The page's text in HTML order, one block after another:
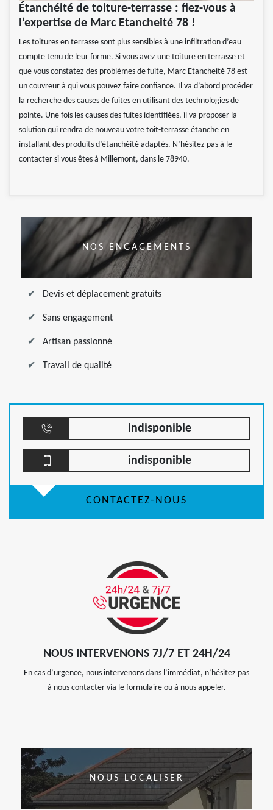
Étanchéité de toiture-terrasse : fiez-vous à
l’expertise de Marc Etancheité 78 !
Les toitures en terrasse sont plus sensibles à une infiltration d’eau
compte tenu de leur forme. Si vous avez une toiture en terrasse et
que vous constatez des problèmes de fuite, Marc Etancheité 78 est
un couvreur à qui vous pouvez faire confiance. Il va d’abord procéder
la recherche des causes de fuites en utilisant des technologies de
pointe. Une fois les causes des fuites identifiées, il va proposer la
solution qui rendra de nouveau votre toit-terrasse étanche en
installant des produits d’étanchéité adaptés. N’hésitez pas à le
contacter si vous êtes à Millemont, dans le 78940.
NOS ENGAGEMENTS
Devis et déplacement gratuits
Sans engagement
Artisan passionné
Travail de qualité
indisponible
indisponible
CONTACTEZ-NOUS
NOUS INTERVENONS 7J/7 ET 24H/24
En cas d’urgence, nous intervenons dans l’immédiat, n’hésitez pas
à nous contacter via le formulaire ou à nous appeler.
NOUS LOCALISER